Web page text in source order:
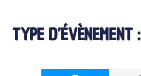
TYPE D’ÉVÈNEMENT :